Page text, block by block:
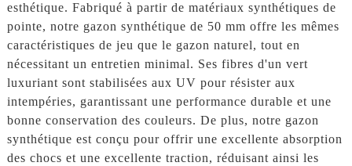
esthétique. Fabriqué à partir de matériaux synthétiques de
pointe, notre gazon synthétique de 50 mm offre les mêmes
caractéristiques de jeu que le gazon naturel, tout en
nécessitant un entretien minimal. Ses fibres d'un vert
luxuriant sont stabilisées aux UV pour résister aux
intempéries, garantissant une performance durable et une
bonne conservation des couleurs. De plus, notre gazon
synthétique est conçu pour offrir une excellente absorption
des chocs et une excellente traction, réduisant ainsi les